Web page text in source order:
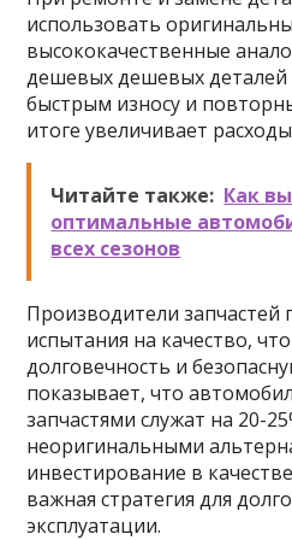
использовать
высококачественные
дешевых дешевых деталей
быстрым износу и
итоге увеличивает
Читайте также: Как
оптимальные
всех сезонов
Производители запчастей
испытания на качество,
долговечность и
показывает, что
запчастями служат на 20-
неоригинальными
инвестирование в
важная стратегия для
эксплуатации.